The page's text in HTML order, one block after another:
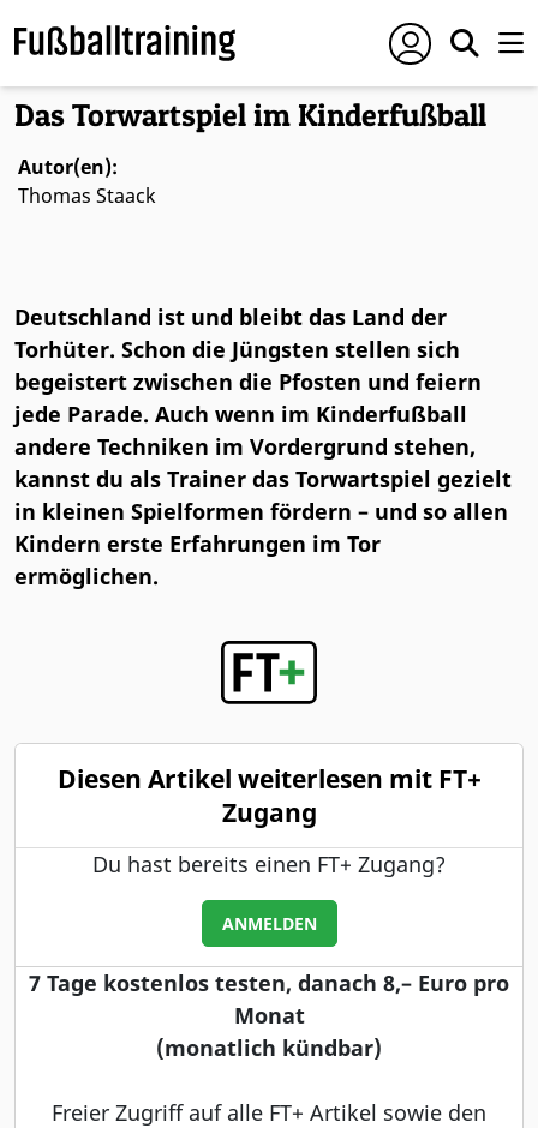
Foto: © Klaus Schwarten
Das Torwartspiel im Kinderfußball
Autor(en):
Thomas Staack
Deutschland ist und bleibt das Land der
Torhüter. Schon die Jüngsten stellen sich
begeistert zwischen die Pfosten und feiern
jede Parade. Auch wenn im Kinderfußball
andere Techniken im Vordergrund stehen,
kannst du als Trainer das Torwartspiel gezielt
in kleinen Spielformen fördern – und so allen
Kindern erste Erfahrungen im Tor
ermöglichen.
Diesen Artikel weiterlesen mit FT+
Zugang
Du hast bereits einen FT+ Zugang?
ANMELDEN
7 Tage kostenlos testen, danach 8,– Euro pro
Monat
(monatlich kündbar)
Freier Zugriff auf alle FT+ Artikel sowie den